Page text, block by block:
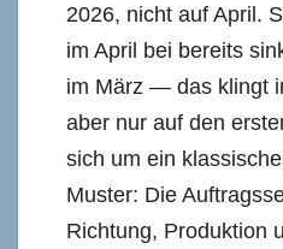
2026, nicht auf April.
im April bei bereits
im März — das klingt
aber nur auf den
sich um ein
Muster: Die
Richtung, Produktion